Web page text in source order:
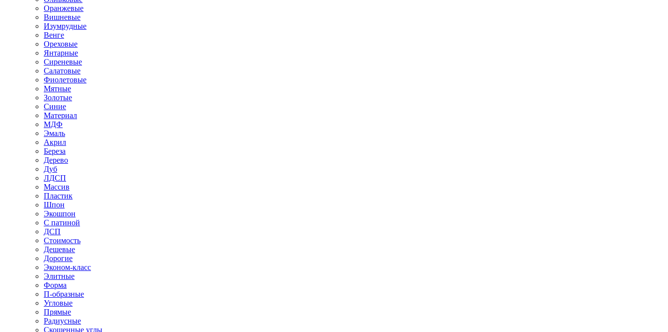
Оранжевые
Вишневые
Изумрудные
Венге
Ореховые
Янтарные
Сиреневые
Салатовые
Фиолетовые
Мятные
Золотые
Синие
Материал
МДФ
Эмаль
Акрил
Береза
Дерево
Дуб
ЛДСП
Массив
Пластик
Шпон
Экошпон
С патиной
ДСП
Стоимость
Дешевые
Дорогие
Эконом-класс
Элитные
Форма
П-образные
Угловые
Прямые
Радиусные
Скошенные углы